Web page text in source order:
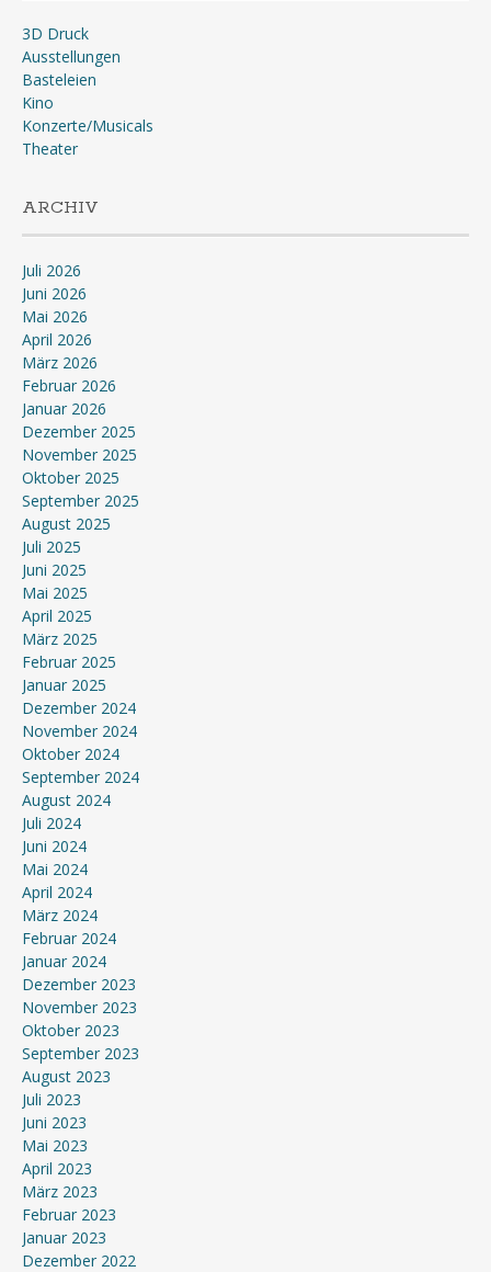
3D Druck
Ausstellungen
Basteleien
Kino
Konzerte/Musicals
Theater
ARCHIV
Juli 2026
Juni 2026
Mai 2026
April 2026
März 2026
Februar 2026
Januar 2026
Dezember 2025
November 2025
Oktober 2025
September 2025
August 2025
Juli 2025
Juni 2025
Mai 2025
April 2025
März 2025
Februar 2025
Januar 2025
Dezember 2024
November 2024
Oktober 2024
September 2024
August 2024
Juli 2024
Juni 2024
Mai 2024
April 2024
März 2024
Februar 2024
Januar 2024
Dezember 2023
November 2023
Oktober 2023
September 2023
August 2023
Juli 2023
Juni 2023
Mai 2023
April 2023
März 2023
Februar 2023
Januar 2023
Dezember 2022